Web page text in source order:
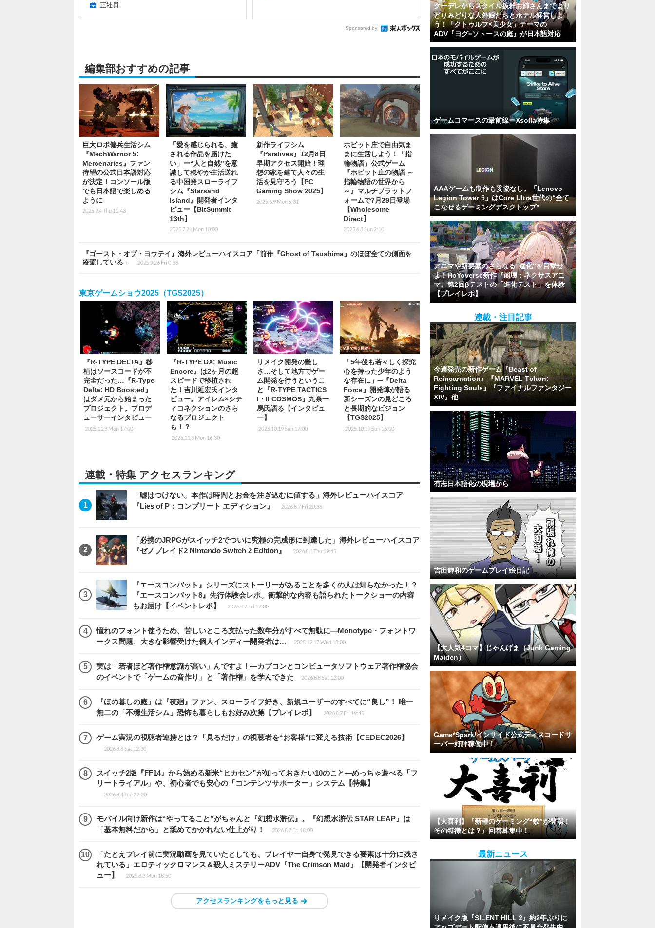
正社員
Sponsored by
編集部おすすめの記事
巨大ロボ傭兵生活シム
『MechWarrior 5:
Mercenaries』ファン
待望の公式日本語対応
が決定！コンソール版
でも日本語で楽しめる
ように
2025.9.4 Thu 10:43
「愛を感じられる、癒
される作品を届けた
い」ー“人と自然”を意
識して穏やか生活送れ
る中国発スローライフ
シム『Starsand
Island』開発者インタ
ビュー【BitSummit
13th】
2025.7.21 Mon 10:00
新作ライフシム
『Paralives』12月8日
早期アクセス開始！理
想の家を建て人々の生
活を見守ろう【PC
Gaming Show 2025】
2025.6.9 Mon 5:31
ホビット庄で自由気ま
まに生活しよう！「指
輪物語」公式ゲーム
『ホビット庄の物語 ～
指輪物語の世界から
～』マルチプラットフ
ォームで7月29日登場
【Wholesome
Direct】
2025.6.8 Sun 2:10
『ゴースト・オブ・ヨウテイ』海外レビューハイスコア「前作『Ghost of Tsushima』のほぼ全ての側面を
凌駕している」
2025.9.26 Fri 0:38
東京ゲームショウ2025（TGS2025）
『R-TYPE DELTA』移
植はソースコードが不
完全だった…『R-Type
Delta: HD Boosted』
はダメ元から始まった
プロジェクト。プロデ
ューサーインタビュー
2025.11.3 Mon 17:00
『R-TYPE DX: Music
Encore』は2ヶ月の超
スピードで移植され
た！吉川延宏氏インタ
ビュー。アイレム×シテ
ィコネクションのさら
なるプロジェクト
も！？
2025.11.3 Mon 16:30
リメイク開発の難し
さ…そして地方でゲー
ム開発を行うというこ
と『R-TYPE TACTICS
I・II COSMOS』九条一
馬氏語る【インタビュ
ー】
2025.10.19 Sun 17:00
「5年後も若々しく探究
心を持った少年のよう
な存在に」─『Delta
Force』開発陣が語る
新シーズンの見どころ
と長期的なビジョン
【TGS2025】
2025.10.19 Sun 16:00
連載・特集 アクセスランキング
「嘘はつけない。本作は時間とお金を注ぎ込むに値する」海外レビューハイスコア
『Lies of P：コンプリート エディション』
2026.8.7 Fri 20:36
「必携のJRPGがスイッチ2でついに究極の完成形に到達した」海外レビューハイスコア
『ゼノブレイド2 Nintendo Switch 2 Edition』
2026.8.6 Thu 19:45
『エースコンバット』シリーズにストーリーがあることを多くの人は知らなかった！？
『エースコンバット8』先行体験会レポ。衝撃的な内容も語られたトークショーの内容
もお届け【イベントレポ】
2026.8.7 Fri 12:30
憧れのフォント使うため、苦しいところ支払った数年分がすべて無駄に―Monotype・フォントワ
ークス問題、大きな影響受けた個人インディー開発者は…
2025.12.17 Wed 18:00
実は「若者ほど著作権意識が高い」んですよ！―カプコンとコンピュータソフトウェア著作権協会
のイベントで「ゲームの音作り」と「著作権」を学んできた
2026.8.8 Sat 12:00
『ほの暮しの庭』は『夜廻』ファン、スローライフ好き、新規ユーザーのすべてに“良し”！ 唯一
無二の「不穏生活シム」恐怖も暮らしもお好み次第【プレイレポ】
2026.8.7 Fri 19:45
ゲーム実況の視聴者連携とは？「見るだけ」の視聴者を“お客様"に変える技術【CEDEC2026】
2026.8.8 Sat 12:30
スイッチ2版『FF14』から始める新米“ヒカセン”が知っておきたい10のこと―めっちゃ遊べる「フ
リートライアル」や、初心者でも安心の「コンテンツサポーター」システム【特集】
2026.8.4 Tue 22:20
モバイル向け新作は“やってること”がちゃんと『幻想水滸伝』。『幻想水滸伝 STAR LEAP』は
「基本無料だから」と舐めてかかれない仕上がり！
2026.8.7 Fri 18:00
「たとえプレイ前に実況動画を見ていたとしても、プレイヤー自身で発見できる要素は十分に残さ
れている」エロティックロマンス＆殺人ミステリーADV『The Crimson Maid』【開発者インタビ
ュー】
2026.8.3 Mon 18:50
アクセスランキングをもっと見る
クーデレからスタイル抜群お姉さんまでより
どりみどりな人外娘たちとホテル経営しよ
う！「クトゥルフ×美少女」テーマの
ADV『ヨグ=ソトースの庭』が日本語対応
ゲームコマースの最前線ーXsolla特集
AAAゲームも制作も妥協なし。「Lenovo
Legion Tower 5」はCore Ultra世代の“全て
こなせるゲーミングデスクトップ”
アニマや新要素のさらなる“進化”を目撃せ
よ！HoYoverse新作『崩壊：ネクサスアニ
マ』第2回βテストの「進化テスト」を体験
【プレイレポ】
連載・注目記事
今週発売の新作ゲーム『Beast of
Reincarnation』『MARVEL Tōkon:
Fighting Souls』『ファイナルファンタジー
XIV』他
有志日本語化の現場から
吉田輝和のゲームプレイ絵日記
【大人気4コマ】じゃんげま（Junk Gaming
Maiden）
Game*Spark/インサイド公式ディスコードサ
ーバー好評稼働中！
【大喜利】『新種のゲーミング“蚊”が登場！
その特徴とは？』回答募集中！
最新ニュース
リメイク版『SILENT HILL 2』約2年ぶりに